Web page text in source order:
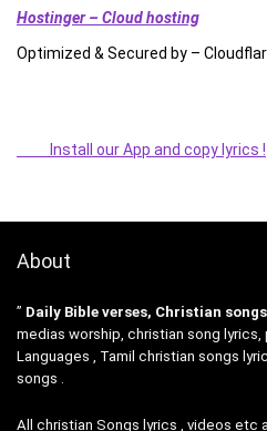
Hostinger – Cloud hosting
Optimized & Secured by –
Install our App and copy lyrics !
About
” Daily Bible verses, Christian
medias worship, christian song lyrics,
Languages , Tamil christian songs
songs .
All christian Songs lyrics , videos etc